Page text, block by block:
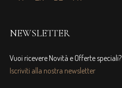
NEWSLETTER
Vuoi ricevere Novità e Offerte speciali?
Iscriviti alla nostra newsletter